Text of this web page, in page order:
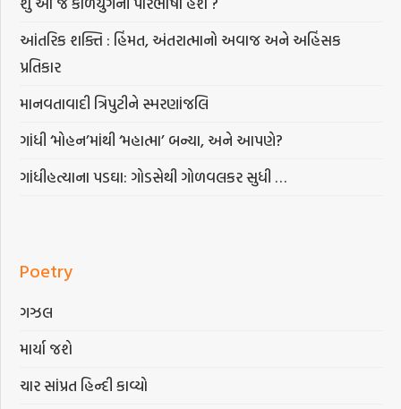
આંતરિક શક્તિ : હિંમત, અંતરાત્માનો અવાજ અને અહિંસક
પ્રતિકાર
માનવતાવાદી ત્રિપુટીને સ્મરણાંજલિ
ગાંધી ‘મોહન’માંથી ‘મહાત્મા’ બન્યા, અને આપણે?
ગાંધીહત્યાના પડઘા: ગોડસેથી ગોળવલકર સુધી …
Poetry
ગઝલ
માર્યા જશે
ચાર સાંપ્રત હિન્દી કાવ્યો